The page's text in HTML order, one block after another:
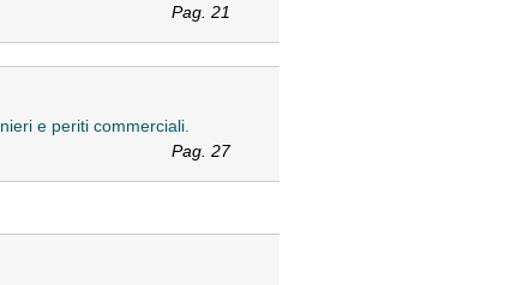
Pag. 21
e periti commerciali.
Pag. 27